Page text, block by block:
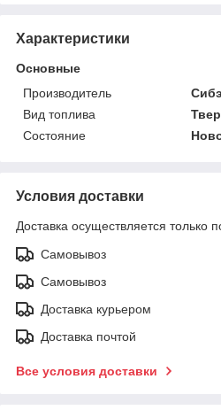
Характеристики
Основные
Производитель
Вид топлива
Состояние
Условия доставки
Доставка осуществляется только
Самовывоз
Самовывоз
Доставка курьером
Доставка почтой
Все условия доставки